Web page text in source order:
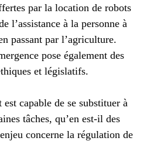
par la location de robots
l’assistance à la personne à
passant par l’agriculture.
pose également des
et législatifs.
capable de se substituer à
tâches, qu’en est-il des
concerne la régulation de